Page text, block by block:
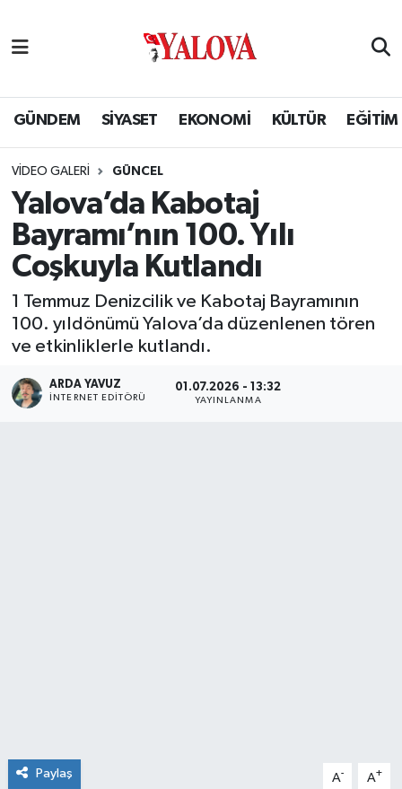
GÜNDEM SİYASET EKONOMİ KÜLTÜR EĞİTİM
VIDEO GALERI GÜNCEL
Yalova’da Kabotaj
Bayramı’nın 100. Yılı
Coşkuyla Kutlandı
1 Temmuz Denizcilik ve Kabotaj Bayramının
100. yıldönümü Yalova’da düzenlenen tören
ve etkinliklerle kutlandı.
ARDA YAVUZ
İNTERNET EDITÖRÜ
01.07.2026 - 13:32
YAYINLANMA
Paylaş A- A+
SİYASET
KÜLTÜR
EĞİTİM
BİLİM VE TEKNOLOJİ
ASAYİŞ
SAĞLIK
Yalova Nöbetçi Eczaneler
Yalova Hava Durumu
Yalova Trafik Yoğunluk Haritası
Puan Durumu ve Fikstür
Tüm Manşetler
Son Dakika Haberleri
Haber Arşivi